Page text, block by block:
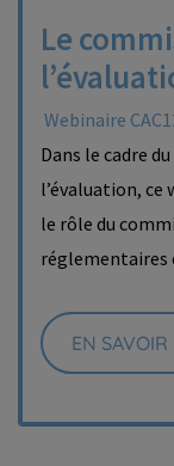
Le
Webinaire
Dans le cadre
l’évaluation,
le rôle du
EN SAVOIR